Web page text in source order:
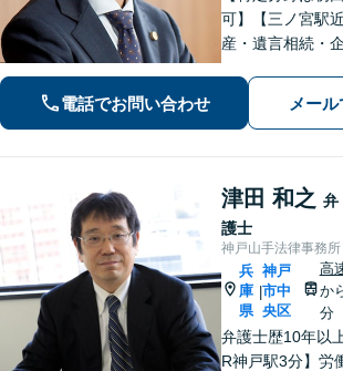
可】【三ノ宮駅
産・遺言相続・
ために」をモッ
もって最善の解
電話でお問い合わせ メー
津田 和之 弁
護士
神戸山手法律事務所
兵
庫
県
|
神戸
市中
央区
高
か
分
弁護士歴10年以
R神戸駅3分】労